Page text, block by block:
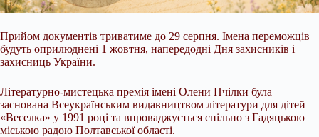
Прийом документів триватиме до 29 серпня. Імена переможців
будуть оприлюднені 1 жовтня, напередодні Дня захисників і
захисниць України.
Літературно-мистецька премія імені Олени Пчілки була
заснована Всеукраїнським видавництвом літератури для дітей
«Веселка» у 1991 році та впроваджується спільно з Гадяцькою
міською радою Полтавської області.